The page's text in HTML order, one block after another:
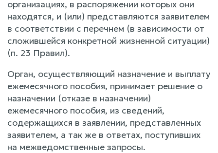
организациях, в распоряжении которых они
находятся, и (или) представляются заявителем
в соответствии с перечнем (в зависимости от
сложившейся конкретной жизненной ситуации)
(п. 23 Правил).
Орган, осуществляющий назначение и выплату
ежемесячного пособия, принимает решение о
назначении (отказе в назначении)
ежемесячного пособия, из сведений,
содержащихся в заявлении, представленных
заявителем, а так же в ответах, поступивших
на межведомственные запросы.